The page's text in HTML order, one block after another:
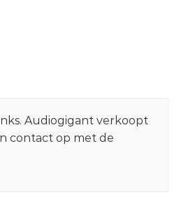
Audiogigant verkoopt
contact op met de